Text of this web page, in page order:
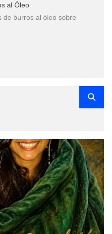
al Óleo
de burros al óleo sobre